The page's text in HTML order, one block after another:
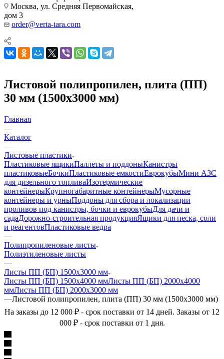
Москва, ул. Средняя Первомайская,
дом 3
order@verta-tara.com
Листовой полипропилен, плита (ПП)
30 мм (1500х3000 мм)
Главная
—
Каталог
—
Листовые пластики
Пластиковые ящикиПаллеты и поддоныКанистры
пластиковыеБочкиПластиковые емкостиЕврокубыМини АЗС
для дизельного топливаИзотермические
контейнерыКрупногабаритные контейнерыМусорные
контейнеры и урныПоддоны для сбора и локализации
проливов под канистры, бочки и еврокубыДля дачи и
садаДорожно-строительная продукцияЯщики для песка, соли
и реагентовПластиковые ведра
—
Полипропиленовые листы
Полиэтиленовые листы
—
Листы ПП (БП) 1500х3000 мм
Листы ПП (БП) 1500х4000 ммЛисты ПП (БП) 2000х4000
ммЛисты ПП (БП) 2000х3000 мм
—Листовой полипропилен, плита (ПП) 30 мм (1500х3000 мм)
На заказы до 12 000 ₽ - срок поставки от 14 дней. Заказы от 12
000 ₽ - срок поставки от 1 дня.